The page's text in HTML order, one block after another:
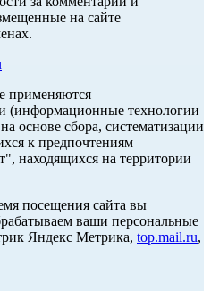
на сайте
применяются
(информационные технологии
основе сбора, систематизации
к предпочтениям
находящихся на территории
посещения сайта вы
ваши персональные
Яндекс Метрика, top.mail.ru,